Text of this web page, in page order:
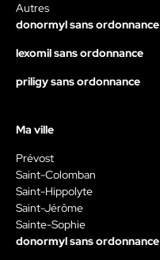
Autres
donormyl sans ordonnance
lexomil sans ordonnance
priligy sans ordonnance
Ma ville
Prévost
Saint-Colomban
Saint-Hippolyte
Saint-Jérôme
Sainte-Sophie
donormyl sans ordonnance